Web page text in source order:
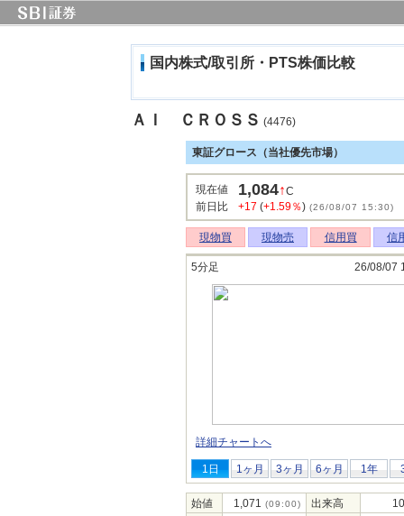
国内株式/取引所・PTS株価比較
ＡＩ ＣＲＯＳＳ (4476)
東証グロース（当社優先市場）
現在値 1,084↑C
前日比
+17 (+1.59％) (26/08/07 15:30)
現物買 現物売 信用買 信
5分足 26/08/07
詳細チャートへ
1日 1ヶ月 3ヶ月 6ヶ月 1年
始値 1,071 (09:00) 出来高